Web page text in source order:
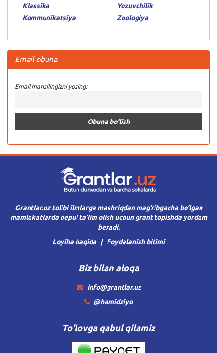
Klassika
Kommunikatsiya
Yozuvchilik
Zoologiya
Email obuna
Email manzilingizni yozing:
Grantlar.uz tolibi ilmlarga mashriqdan mag’ribgacha bo’lgan
mamlakatlarda bepul ta’lim olish uchun grant topishda yordam
beradi.
Loyiha haqida
Foydalanish bitimi
Biz bilan aloqa
info@grantlar.uz
@hamidziyo
To'lovga qabul qilamiz